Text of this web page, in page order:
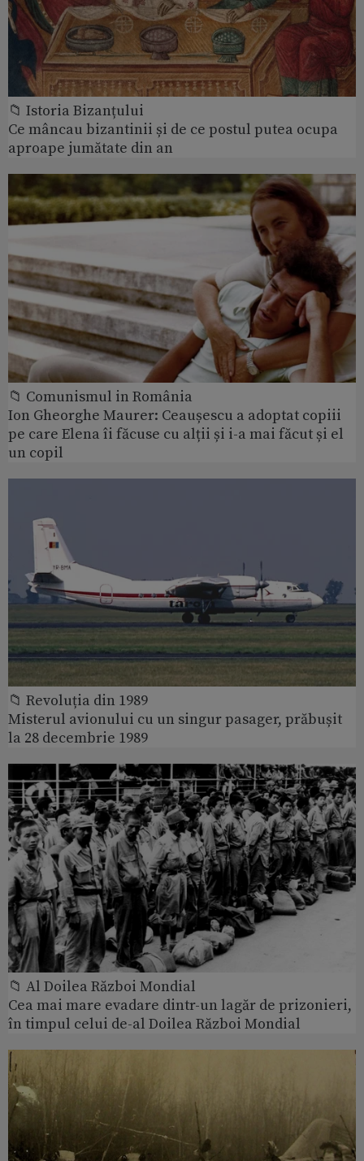
📁 Istoria Bizanțului
Ce mâncau bizantinii și de ce postul putea ocupa
aproape jumătate din an
📁 Comunismul in România
Ion Gheorghe Maurer: Ceaușescu a adoptat copiii
pe care Elena îi făcuse cu alții și i-a mai făcut și el
un copil
📁 Revoluția din 1989
Misterul avionului cu un singur pasager, prăbușit
la 28 decembrie 1989
📁 Al Doilea Război Mondial
Cea mai mare evadare dintr-un lagăr de prizonieri,
în timpul celui de-al Doilea Război Mondial